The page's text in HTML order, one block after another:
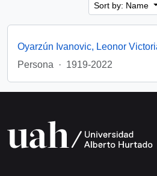
Sort by: Name
Oyarzún Ivanovic, Leonor
Persona
· 1919-2022